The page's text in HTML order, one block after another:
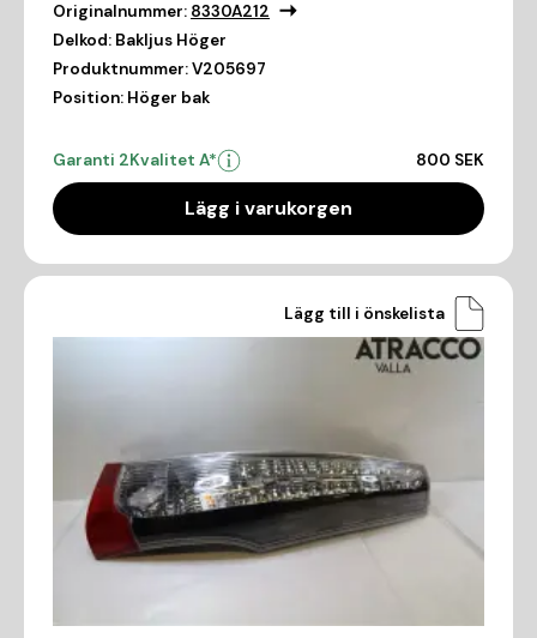
Originalnummer: 8330A212
Delkod: Bakljus Höger
Produktnummer:V205697
Position: Höger bak
Garanti 2Kvalitet A* 800 SEK
Lägg i varukorgen
Lägg till i önskelista